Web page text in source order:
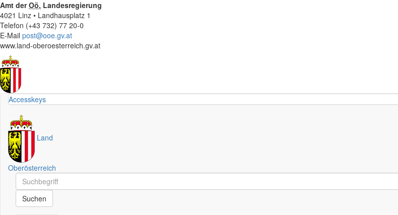
Amt derOö. Landesregierung
4021 Linz • Landhausplatz 1
Telefon (+43 732) 77 20-0
E-Mail post@ooe.gv.at
www.land-oberoesterreich.gv.at
Accesskeys
Land
Oberösterreich
Schnellsuche
Schnellsuche
Suchen